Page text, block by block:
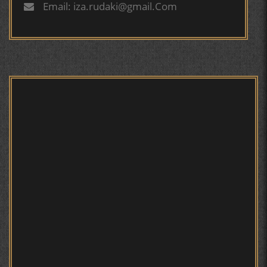
БЕРУНӢ ВА НАВРӮЗИ АҶАМ
Email: iza.rudaki@gmail.Com